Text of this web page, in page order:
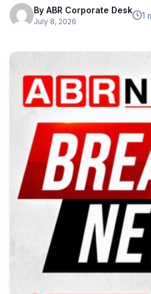
By ABR Corporate Desk
July 8, 2026
1